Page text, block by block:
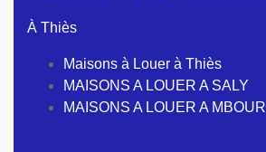
À Thiès
Maisons à Louer à Thiès
MAISONS A LOUER A SALY
MAISONS A LOUER A MBOUR